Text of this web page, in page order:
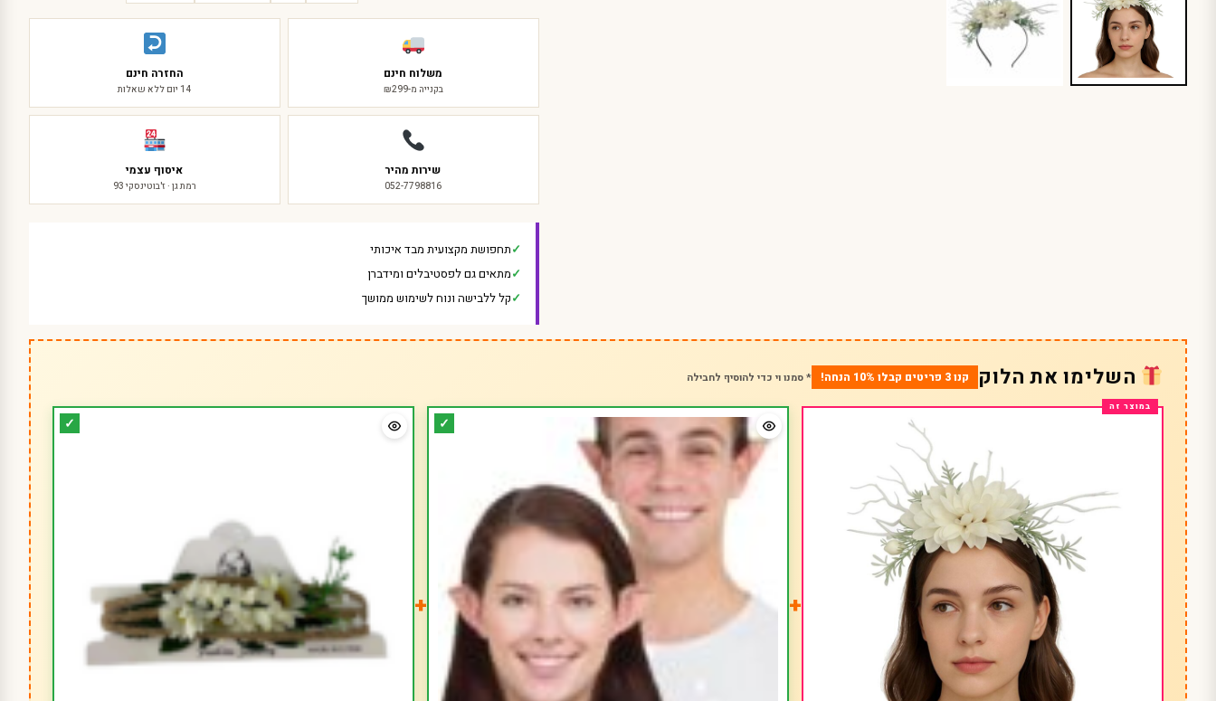
משלוח חינם
בקנייה מ-₪299
החזרה חינם
14 יום ללא שאלות
שירות מהיר
052-7798816
איסוף עצמי
רמת גן · ז'בוטינסקי 93
תחפושת מקצועית מבד איכותי
מתאים גם לפסטיבלים ומידברן
קל ללבישה ונוח לשימוש ממושך
השלימו את הלוק קנו 3 פריטים קבלו 10% הנחה! * סמנו וי כדי להוסיף לחבילה
+
+